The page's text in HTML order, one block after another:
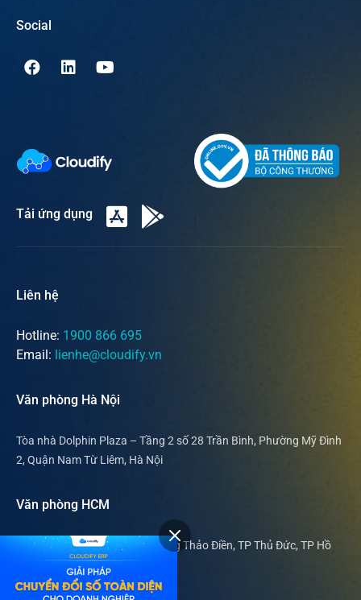
Social
Tải ứng dụng
Liên hệ
Hotline: 1900 866 695
Email: lienhe@cloudify.vn
Văn phòng Hà Nội
Tòa nhà Dolphin Plaza – Tầng 2 số 28 Trần Bình, Phường Mỹ Đình
2, Quận Nam Từ Liêm, Hà Nội
Văn phòng HCM
169 Nguyễn Văn Hưởng, phường Thảo Điền, TP Thủ Đức, TP Hồ
Chí Minh